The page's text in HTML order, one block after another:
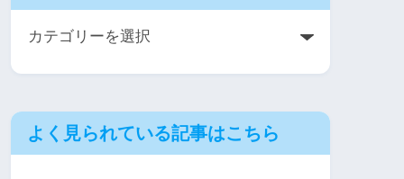
よく見られている記事はこちら